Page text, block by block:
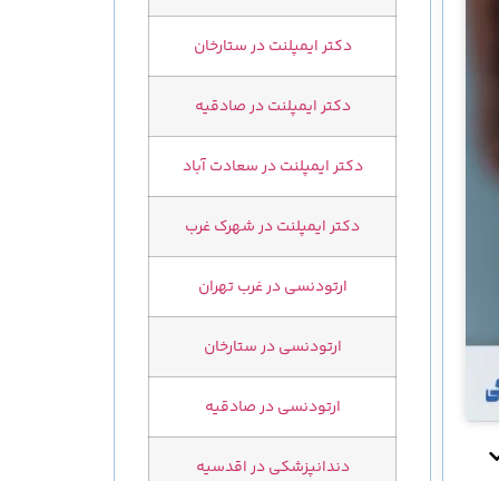
دکتر ایمپلنت در ستارخان
دکتر ایمپلنت در صادقیه
دکتر ایمپلنت در سعادت آباد
دکتر ایمپلنت در شهرک غرب
ارتودنسی در غرب تهران
ارتودنسی در ستارخان
ارتودنسی در صادقیه
دندانپزشکی در اقدسیه